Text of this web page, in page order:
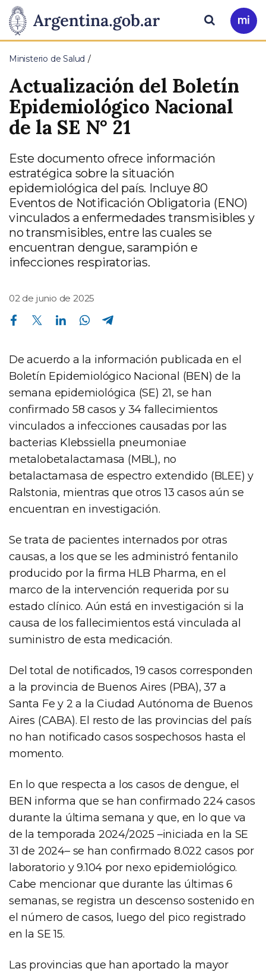
Presidencia
de
Nación
Pasar al contenido principal
Ir
a
Buscar
Ministerio de Salud
Actualización del Boletín
Epidemiológico Nacional
de la SE N° 21
Este documento ofrece información
estratégica sobre la situación
epidemiológica del país. Incluye 80
Eventos de Notificación Obligatoria (ENO)
vinculados a enfermedades transmisibles y
no transmisibles, entre las cuales se
encuentran dengue, sarampión e
infecciones respiratorias.
02 de junio de 2025
Compartir en Facebook Compartir en Twitter Compartir en Linkedin Compartir en Whatsapp
De acuerdo a la información publicada en el
Boletín Epidemiológico Nacional (BEN) de la
semana epidemiológica (SE) 21, se han
confirmado 58 casos y 34 fallecimientos
vinculados a infecciones causadas por las
bacterias Klebssiella pneumoniae
metalobetalactamasa (MBL), no
betalactamasa de espectro extendido (BLEE) y
Ralstonia, mientras que otros 13 casos aún se
encuentran en investigación.
Se trata de pacientes internados por otras
causas, a los que se les administró fentanilo
producido por la firma HLB Pharma, en el
marco de la intervención requerida por su
estado clínico. Aún está en investigación si la
causa de los fallecimientos está vinculada al
suministro de esta medicación.
Del total de notificados, 19 casos corresponden
a la provincia de Buenos Aires (PBA), 37 a
Santa Fe y 2 a la Ciudad Autónoma de Buenos
Aires (CABA). El resto de las provincias del país
no han notificado casos sospechosos hasta el
momento.
En lo que respecta a los casos de dengue, el
BEN informa que se han confirmado 224 casos
durante la última semana y que, en lo que va
de la temporada 2024/2025 –iniciada en la SE
31 de 2024– se han confirmado 8.022 casos por
laboratorio y 9.104 por nexo epidemiológico.
Cabe mencionar que durante las últimas 6
semanas, se registra un descenso sostenido en
el número de casos, luego del pico registrado
en la SE 15.
Las provincias que han aportado la mayor